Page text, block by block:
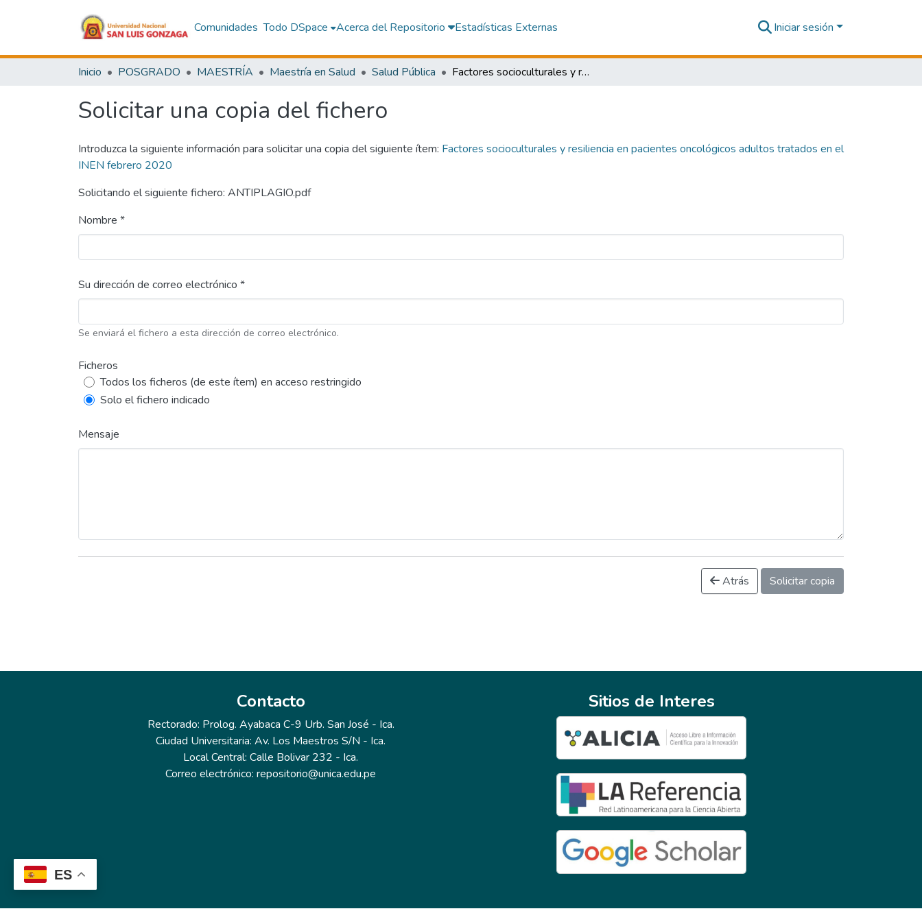
ES
Comunidades Todo DSpace Acerca del Repositorio Estadísticas Externas Iniciar sesión
Inicio POSGRADO MAESTRÍA Maestría en Salud Salud Pública Factores socioculturales y resiliencia en pacientes oncológicos adultos tratados en el INEN febrero 2020
Solicitar una copia del fichero
Introduzca la siguiente información para solicitar una copia del siguiente ítem: Factores socioculturales y resiliencia en pacientes oncológicos adultos tratados en el
INEN febrero 2020
Solicitando el siguiente fichero: ANTIPLAGIO.pdf
Nombre *
Su dirección de correo electrónico *
Se enviará el fichero a esta dirección de correo electrónico.
Ficheros
Todos los ficheros (de este ítem) en acceso restringido
Solo el fichero indicado
Mensaje
Atrás Solicitar copia
Contacto
Rectorado: Prolog. Ayabaca C-9 Urb. San José - Ica.
Ciudad Universitaria: Av. Los Maestros S/N - Ica.
Local Central: Calle Bolivar 232 - Ica.
Correo electrónico: repositorio@unica.edu.pe
Sitios de Interes